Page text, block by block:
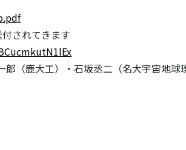
されてきます
（鹿大工）・石坂丞二（名大宇宙地球